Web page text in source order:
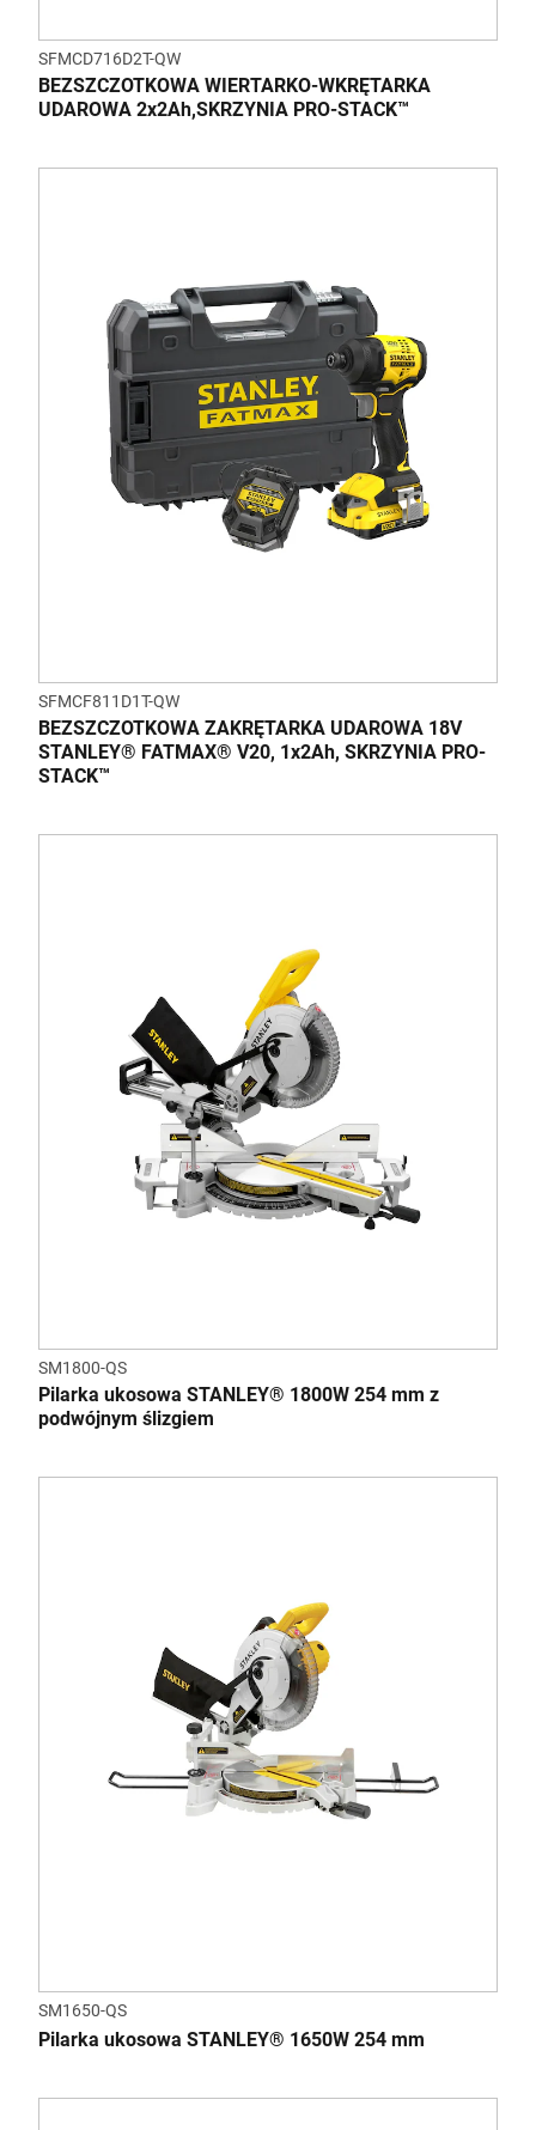
SFMCD716D2T-QW
BEZSZCZOTKOWA WIERTARKO-WKRĘTARKA
UDAROWA 2x2Ah,SKRZYNIA PRO-STACK™
SFMCF811D1T-QW
BEZSZCZOTKOWA ZAKRĘTARKA UDAROWA 18V
STANLEY® FATMAX® V20, 1x2Ah, SKRZYNIA PRO-
STACK™
SM1800-QS
Pilarka ukosowa STANLEY® 1800W 254 mm z
podwójnym ślizgiem
SM1650-QS
Pilarka ukosowa STANLEY® 1650W 254 mm